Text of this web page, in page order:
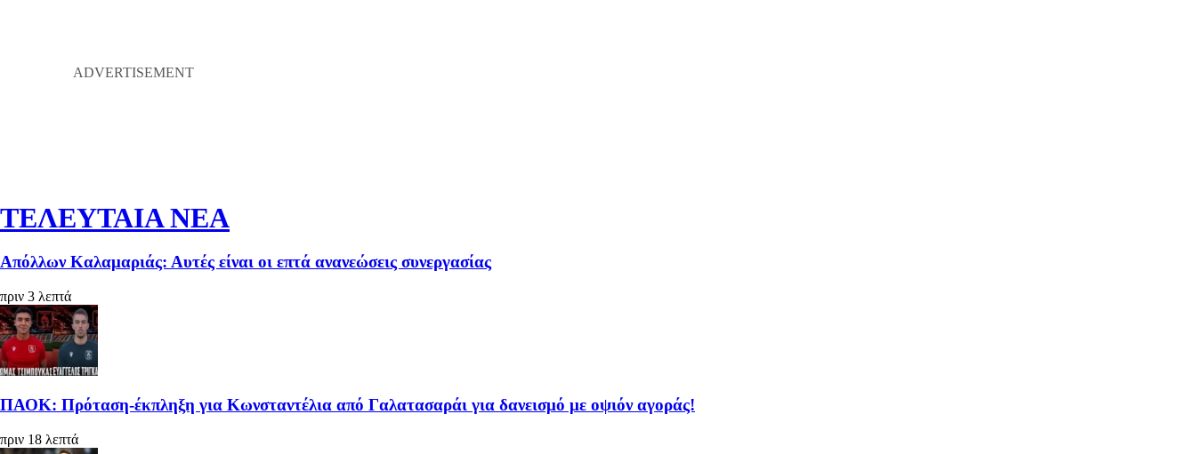
ΤΕΛΕΥΤΑΙΑ ΝΕΑ
Απόλλων Καλαμαριάς: Αυτές είναι οι επτά ανανεώσεις συνεργασίας
πριν 3 λεπτά
ΠΑΟΚ: Πρόταση-έκπληξη για Κωνσταντέλια από Γαλατασαράι για δανεισμό με οψιόν αγοράς!
πριν 18 λεπτά